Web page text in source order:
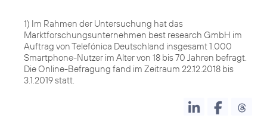
1) Im Rahmen der Untersuchung hat das
Marktforschungsunternehmen best research GmbH im
Auftrag von Telefónica Deutschland insgesamt 1.000
Smartphone-Nutzer im Alter von 18 bis 70 Jahren befragt.
Die Online-Befragung fand im Zeitraum 22.12.2018 bis
3.1.2019 statt.